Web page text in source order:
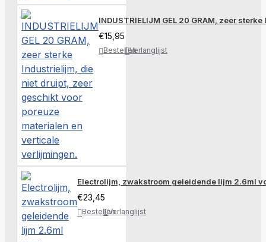
INDUSTRIELIJM GEL 20 GRAM, zeer
€15,95
BestellenVerlanglijst
Electrolijm, zwakstroom geleidende lijm 2.6ml
€23,45
BestellenVerlanglijst